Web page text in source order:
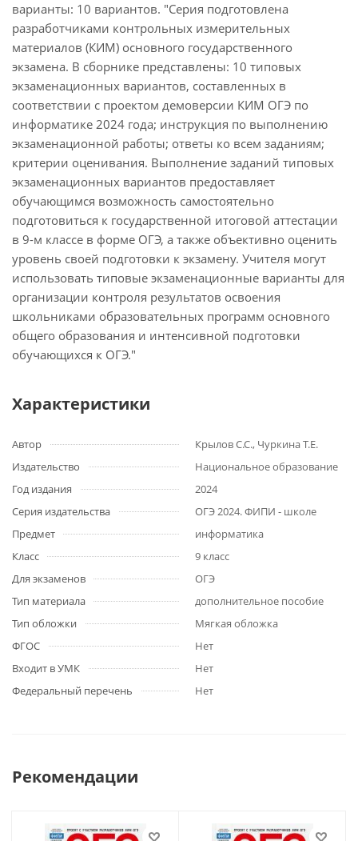
варианты: 10 вариантов. "Серия подготовлена
разработчиками контрольных измерительных
материалов (КИМ) основного государственного
экзамена. В сборнике представлены: 10 типовых
экзаменационных вариантов, составленных в
соответствии с проектом демоверсии КИМ ОГЭ по
информатике 2024 года; инструкция по выполнению
экзаменационной работы; ответы ко всем заданиям;
критерии оценивания. Выполнение заданий типовых
экзаменационных вариантов предоставляет
обучающимся возможность самостоятельно
подготовиться к государственной итоговой аттестации
в 9-м классе в форме ОГЭ, а также объективно оценить
уровень своей подготовки к экзамену. Учителя могут
использовать типовые экзаменационные варианты для
организации контроля результатов освоения
школьниками образовательных программ основного
общего образования и интенсивной подготовки
обучающихся к ОГЭ."
Характеристики
Автор
Крылов С.С., Чуркина Т.Е.
Издательство
Национальное образование
Год издания
2024
Серия издательства
ОГЭ 2024. ФИПИ - школе
Предмет
информатика
Класс
9 класс
Для экзаменов
ОГЭ
Тип материала
дополнительное пособие
Тип обложки
Мягкая обложка
ФГОС
Нет
Входит в УМК
Нет
Федеральный перечень
Нет
Рекомендации